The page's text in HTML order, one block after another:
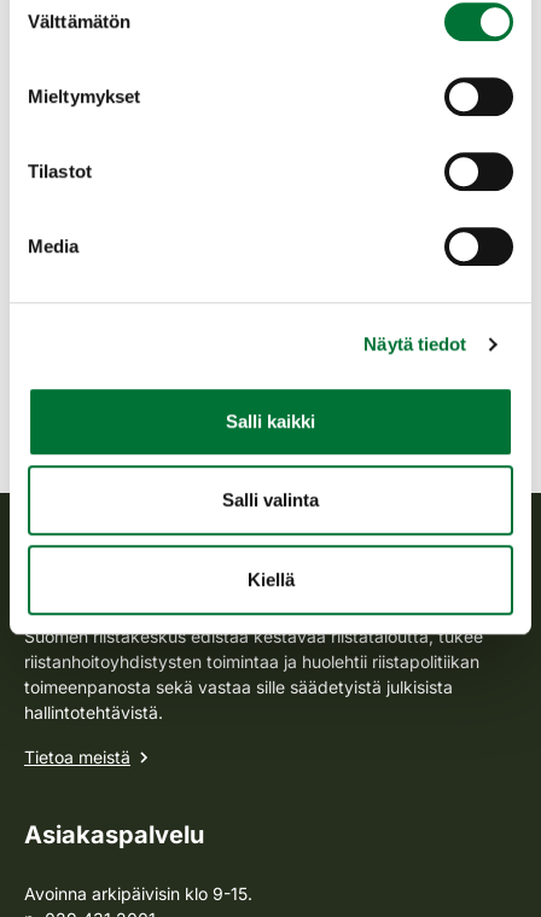
valinta
Välttämätön
Mieltymykset
Tilastot
Media
Näytä tiedot
Salli kaikki
Salli valinta
Kiellä
puh. 040 7025 302
Sami Tossavainen
029 431 2304
sami.tossavainen@riista.fi
Suomen riistakeskus
Suomen riistakeskus edistää kestävää riistataloutta, tukee
riistanhoitoyhdistysten toimintaa ja huolehtii riistapolitiikan
toimeenpanosta sekä vastaa sille säädetyistä julkisista
hallintotehtävistä.
Tietoa meistä
Asiakaspalvelu
Avoinna arkipäivisin klo 9-15.